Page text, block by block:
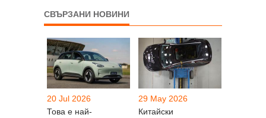
СВЪРЗАНИ НОВИНИ
20 Jul 2026
Това е най-
29 May 2026
Китайски